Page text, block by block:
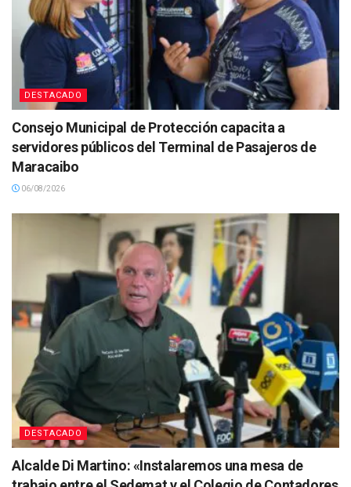
DESTACADO
Consejo Municipal de Protección capacita a
servidores públicos del Terminal de Pasajeros de
Maracaibo
06/08/2026
DESTACADO
Alcalde Di Martino: «Instalaremos una mesa de